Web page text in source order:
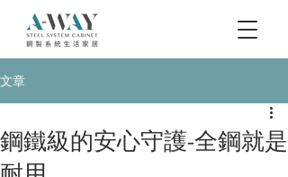
文章
鋼鐵級的安心守護-全鋼就是